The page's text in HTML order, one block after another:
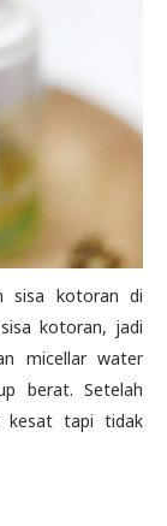
sisa kotoran di
kotoran, jadi
micellar water
berat. Setelah
kesat tapi tidak